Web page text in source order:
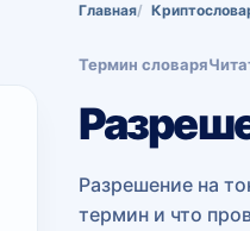
Главная
Термин словаря
Разрешение на
термин и что